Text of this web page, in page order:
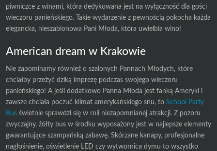
piwniczce z winami, która dedykowana jest na wyłączność dla gości
wieczoru panieńskiego. Takie wydarzenie z pewnością pokocha każda
elegancka, nieszablonowa Pani Młoda, która uwielbia wino!
American dream w Krakowie
Nie zapominamy również o szalonych Pannach Młodych, które
chciałby przeżyć dziką imprezę podczas swojego wieczoru
panieńskiego! A jeśli dodatkowo Panna Młoda jest fanką Ameryki i
zawsze chciała poczuć klimat amerykańskiego snu, to School Party
Bus świetnie sprawdzi się w roli niezapomnianej atrakcji. Z pozoru
zwyczajny, żółty bus w środku wyposażony jest w najlepsze elementy
gwarantujące szampańską zabawę. Skórzane kanapy, profesjonalne
nagłośnienie, oświetlenie LED czy wytwornica dymu to wszystko